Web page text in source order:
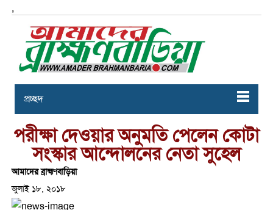
,
প্রচ্ছদ
পরীক্ষা দেওয়ার অনুমতি পেলেন কোটা
সংস্কার আন্দোলনের নেতা সুহেল
আমাদের ব্রাহ্মণবাড়িয়া
জুলাই ১৮, ২০১৮